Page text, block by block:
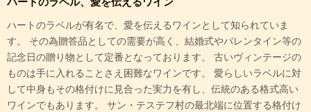
ハートのラベルが有名で、愛を伝えるワインとして知られていま
す。 その為贈答品としての需要が高く、結婚式やバレンタイン等の
記念日の贈り物として定番となっております。 古いヴィンテージの
ものは手に入れることさえ困難なワインです。 愛らしいラベルに対
して中身もその格付けに見合った実力を有し、伝統のある格式高い
ワインでもあります。 サン・テステフ村の最北端に位置する格付け